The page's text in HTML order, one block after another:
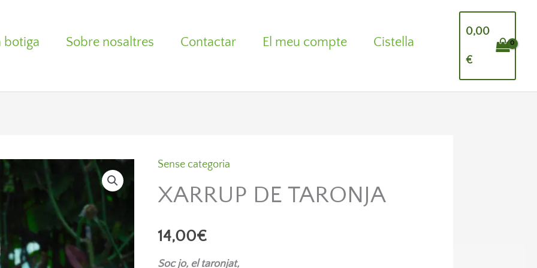
botiga Sobre nosaltres Contactar El meu compte Cistella
0,00
€
Sense categoria
XARRUP DE TARONJA
14,00€
Soc jo, el taronjat,
de
XARRUP
DE